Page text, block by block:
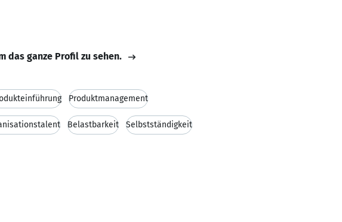
das ganze Profil zu sehen.
Produktmanagement
Belastbarkeit Selbstständigkeit